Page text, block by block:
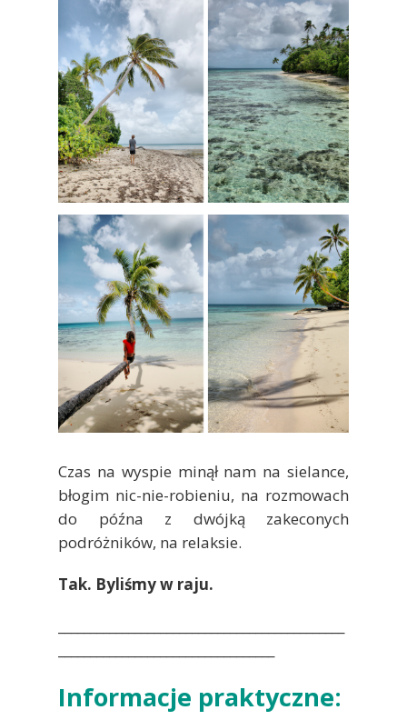
Czas na wyspie minął nam na sielance,
błogim nic-nie-robieniu, na rozmowach
do późna z dwójką zakeconych
podróżników, na relaksie.
Tak. Byliśmy w raju.
Informacje praktyczne: